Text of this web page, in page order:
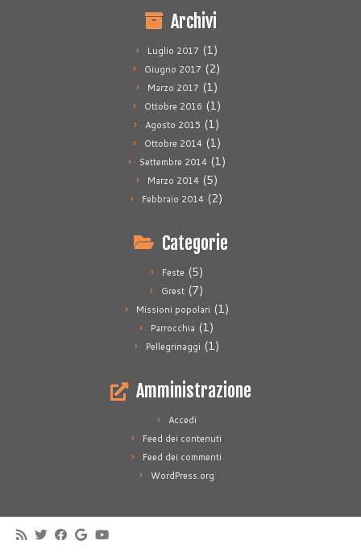
Archivi
Luglio 2017 (1)
Giugno 2017 (2)
Marzo 2017 (1)
Ottobre 2016 (1)
Agosto 2015 (1)
Ottobre 2014(1)
Settembre 2014(1)
Marzo 2014(5)
Febbraio 2014 (2)
Categorie
Feste (5)
Grest (7)
Missioni popolari (1)
Parrocchia (1)
Pellegrinaggi (1)
Amministrazione
Accedi
Feed dei contenuti
Feed dei commenti
WordPress.org